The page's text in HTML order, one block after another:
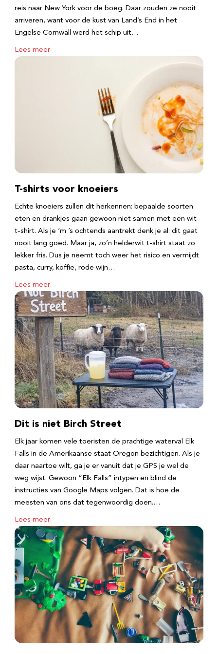
reis naar New York voor de boeg. Daar zouden ze nooit
arriveren, want voor de kust van Land’s End in het
Engelse Cornwall werd het schip uit…
Lees meer
T-shirts voor knoeiers
Echte knoeiers zullen dit herkennen: bepaalde soorten
eten en drankjes gaan gewoon niet samen met een wit
t-shirt. Als je ‘m ’s ochtends aantrekt denk je al: dit gaat
nooit lang goed. Maar ja, zo’n helderwit t-shirt staat zo
lekker fris. Dus je neemt toch weer het risico en vermijdt
pasta, curry, koffie, rode wijn…
Lees meer
Dit is niet Birch Street
Elk jaar komen vele toeristen de prachtige waterval Elk
Falls in de Amerikaanse staat Oregon bezichtigen. Als je
daar naartoe wilt, ga je er vanuit dat je GPS je wel de
weg wijst. Gewoon “Elk Falls” intypen en blind de
instructies van Google Maps volgen. Dat is hoe de
meesten van ons dat tegenwoordig doen.…
Lees meer